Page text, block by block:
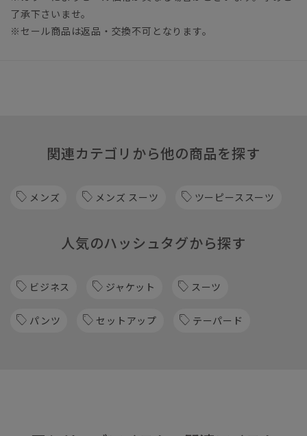
了承下さいませ。
※セール商品は返品・交換不可となります。
関連カテゴリから他の商品を探す
メンズ メンズ スーツ ツーピーススーツ
人気のハッシュタグから探す
ビジネス ジャケット スーツ
パンツ セットアップ テーパード